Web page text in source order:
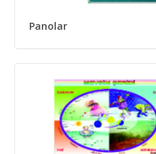
Panolar